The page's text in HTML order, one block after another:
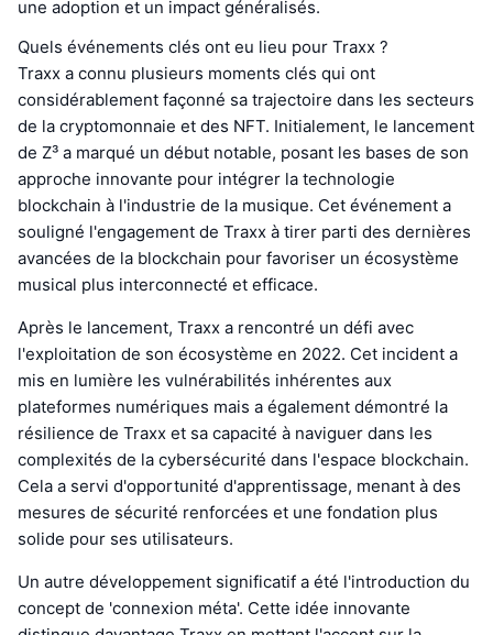
une adoption et un impact généralisés.
Quels événements clés ont eu lieu pour Traxx ?
Traxx a connu plusieurs moments clés qui ont
considérablement façonné sa trajectoire dans les secteurs
de la cryptomonnaie et des NFT. Initialement, le lancement
de Z³ a marqué un début notable, posant les bases de son
approche innovante pour intégrer la technologie
blockchain à l'industrie de la musique. Cet événement a
souligné l'engagement de Traxx à tirer parti des dernières
avancées de la blockchain pour favoriser un écosystème
musical plus interconnecté et efficace.
Après le lancement, Traxx a rencontré un défi avec
l'exploitation de son écosystème en 2022. Cet incident a
mis en lumière les vulnérabilités inhérentes aux
plateformes numériques mais a également démontré la
résilience de Traxx et sa capacité à naviguer dans les
complexités de la cybersécurité dans l'espace blockchain.
Cela a servi d'opportunité d'apprentissage, menant à des
mesures de sécurité renforcées et une fondation plus
solide pour ses utilisateurs.
Un autre développement significatif a été l'introduction du
concept de 'connexion méta'. Cette idée innovante